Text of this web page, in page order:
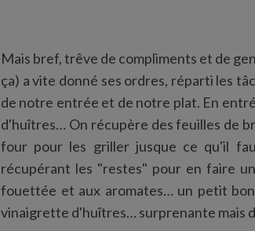
Mais bref, trêve de compliments et de
ça) a vite donné ses ordres, réparti les
de notre entrée et de notre plat. En
d'huîtres… On récupère des feuilles de
four pour les griller jusque ce qu'il
récupérant les "restes" pour en faire
fouettée et aux aromates… un petit
vinaigrette d'huîtres… surprenante mais